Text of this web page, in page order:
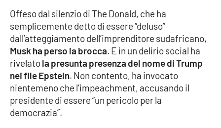
LaC OnAir
EDIZIONI
LOCALI
Catanzaro
Crotone
Offeso dal silenzio di The Donald, che ha
semplicemente detto di essere “deluso”
dall’atteggiamento dell’imprenditore sudafricano,
Musk ha perso la brocca. E in un delirio social ha
rivelatola presunta presenza del nome di Trump
nei file Epstein. Non contento, ha invocato
nientemeno che l’impeachment, accusando il
presidente di essere “un pericolo per la
democrazia”.